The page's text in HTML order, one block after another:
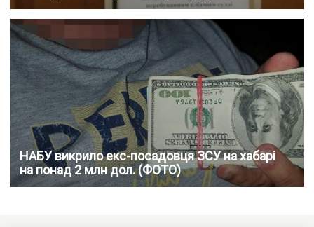
НАБУ викрило екс-посадовця ЗСУ на хабарі
на понад 2 млн дол. (ФОТО)